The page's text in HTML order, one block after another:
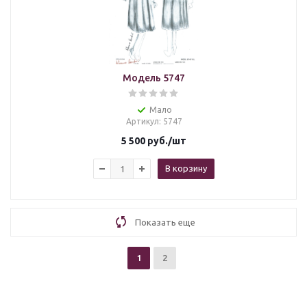
Модель 5747
Мало
Артикул: 5747
5 500 руб./шт
В корзину
Показать еще
1 2